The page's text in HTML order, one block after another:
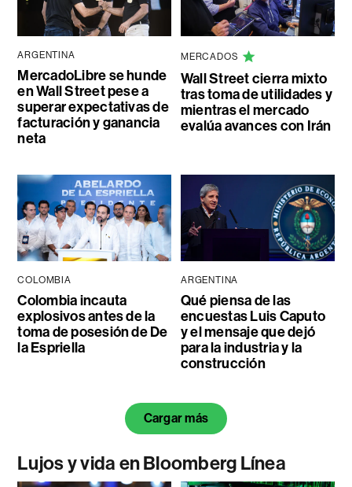
ARGENTINA
MercadoLibre se hunde
en Wall Street pese a
superar expectativas de
facturación y ganancia
neta
MERCADOS
Wall Street cierra mixto
tras toma de utilidades y
mientras el mercado
evalúa avances con Irán
COLOMBIA
Colombia incauta
explosivos antes de la
toma de posesión de De
la Espriella
ARGENTINA
Qué piensa de las
encuestas Luis Caputo
y el mensaje que dejó
para la industria y la
construcción
Cargar más
Lujos y vida en Bloomberg Línea